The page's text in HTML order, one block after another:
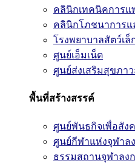
คลินิกเทคนิคการแ
คลินิกโภชนาการแ
โรงพยาบาลสัตว์เล็
ศูนย์เอ็มเน็ต
ศูนย์ส่งเสริมสุขภาว
พื้นที่สร้างสรรค์
ศูนย์พันธกิจเพื่อสัง
ศูนย์กีฬาแห่งจุฬาล
ธรรมสถานจุฬาลง